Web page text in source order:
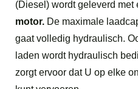
(Diesel) wordt geleverd met
motor. De maximale
gaat volledig hydraulisch.
laden wordt hydraulisch
zorgt ervoor dat U op elke